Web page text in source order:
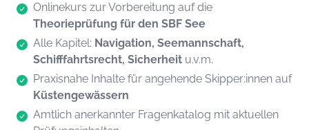
Onlinekurs zur Vorbereitung auf die
Theorieprüfung für den SBF See
Alle Kapitel: Navigation, Seemannschaft,
Schifffahrtsrecht, Sicherheit u.v.m.
Praxisnahe Inhalte für angehende Skipper:innen auf
Küstengewässern
Amtlich anerkannter Fragenkatalog mit aktuellen